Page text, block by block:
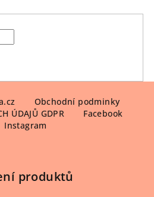
a
v
y
v
s
Obchodní podminky
ÚDAJŮ GDPR
Facebook
Instagram
produktů